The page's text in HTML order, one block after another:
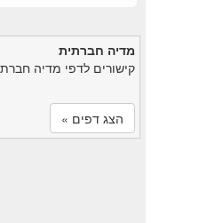
מדיה חברתית
קישורים לדפי מדיה
הצג דפים »